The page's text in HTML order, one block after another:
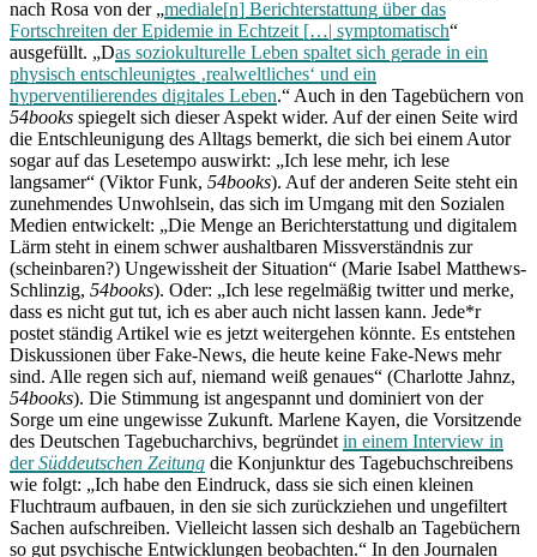
nach Rosa von der „mediale[n] Berichterstattung über das
Fortschreiten der Epidemie in Echtzeit […| symptomatisch“
ausgefüllt. „Das soziokulturelle Leben spaltet sich gerade in ein
physisch entschleunigtes ‚realweltliches‘ und ein
hyperventilierendes digitales Leben.“ Auch in den Tagebüchern von
54books spiegelt sich dieser Aspekt wider. Auf der einen Seite wird
die Entschleunigung des Alltags bemerkt, die sich bei einem Autor
sogar auf das Lesetempo auswirkt: „Ich lese mehr, ich lese
langsamer“ (Viktor Funk, 54books). Auf der anderen Seite steht ein
zunehmendes Unwohlsein, das sich im Umgang mit den Sozialen
Medien entwickelt: „Die Menge an Berichterstattung und digitalem
Lärm steht in einem schwer aushaltbaren Missverständnis zur
(scheinbaren?) Ungewissheit der Situation“ (Marie Isabel Matthews-
Schlinzig, 54books). Oder: „Ich lese regelmäßig twitter und merke,
dass es nicht gut tut, ich es aber auch nicht lassen kann. Jede*r
postet ständig Artikel wie es jetzt weitergehen könnte. Es entstehen
Diskussionen über Fake-News, die heute keine Fake-News mehr
sind. Alle regen sich auf, niemand weiß genaues“ (Charlotte Jahnz,
54books). Die Stimmung ist angespannt und dominiert von der
Sorge um eine ungewisse Zukunft. Marlene Kayen, die Vorsitzende
des Deutschen Tagebucharchivs, begründet in einem Interview in
derSüddeutschen Zeitung die Konjunktur des Tagebuchschreibens
wie folgt: „Ich habe den Eindruck, dass sie sich einen kleinen
Fluchtraum aufbauen, in den sie sich zurückziehen und ungefiltert
Sachen aufschreiben. Vielleicht lassen sich deshalb an Tagebüchern
so gut psychische Entwicklungen beobachten.“ In den Journalen